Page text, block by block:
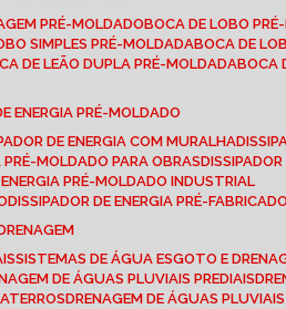
PRÉ-MOLDADO
BOCA DE LOBO
SIMPLES PRÉ-MOLDADA BOCA DE
DE LEÃO DUPLA PRÉ-MOLDADA
ENERGIA PRÉ-MOLDADO
DE ENERGIA COM MURALHA
PRÉ-MOLDADO PARA OBRAS
ENERGIA PRÉ-MOLDADO INDUSTRIAL
DISSIPADOR DE ENERGIA PRÉ-
DRENAGEM
SISTEMAS DE ÁGUA ESGOTO E
DE ÁGUAS PLUVIAIS PREDIAIS
DRENAGEM DE ÁGUAS